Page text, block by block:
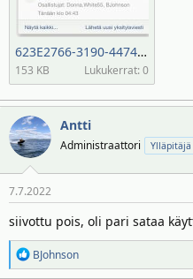
623E2766-3190-4474-A3B2-96E04CB0C6C2.jpeg
153 KB Lukukerrat: 0
Antti
Administraattori Ylläpitäjä
7.7.2022
siivottu pois, oli pari sataa
R
e
BJohnson